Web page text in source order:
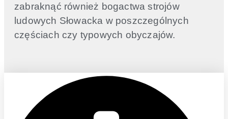
zabraknąć również bogactwa strojów
ludowych Słowacka w poszczególnych
częściach czy typowych obyczajów.